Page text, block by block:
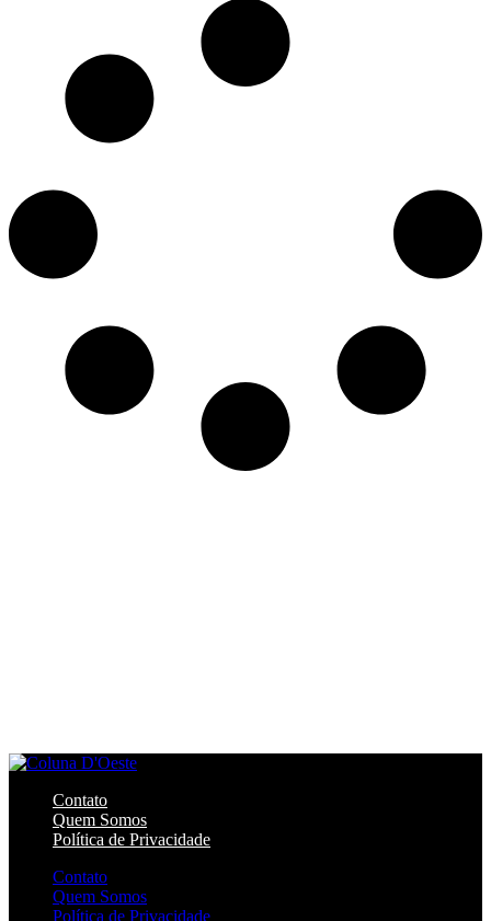
Contato
Quem Somos
Política de Privacidade
Contato
Quem Somos
Política de Privacidade